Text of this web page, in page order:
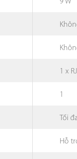
1 x
1
Tối
Hỗ